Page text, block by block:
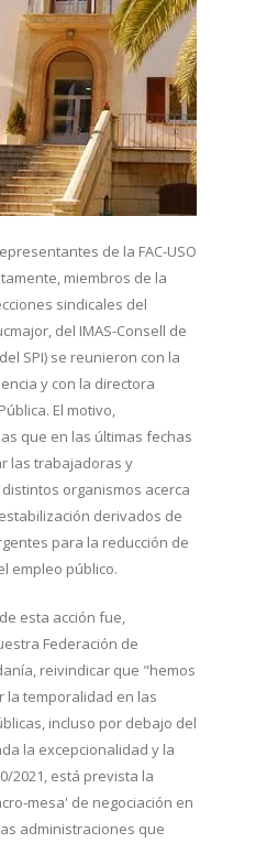
de la FAC-USO
miembros de la
sindicales del
del IMAS-Consell de
SPI) se reunieron con la
y con la directora
El motivo,
que en las últimas fechas
las trabajadoras y
organismos acerca
derivados de
para la reducción de
empleo público.
esta acción fue,
Federación de
reivindicar que "hemos
la temporalidad en las
incluso por debajo del
la excepcionalidad y la
2021, está prevista la
mesa' de negociación en
administraciones que